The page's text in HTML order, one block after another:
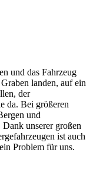
und das Fahrzeug
landen, auf ein
der
da. Bei größeren
und
unserer großen
ist auch
Problem für uns.